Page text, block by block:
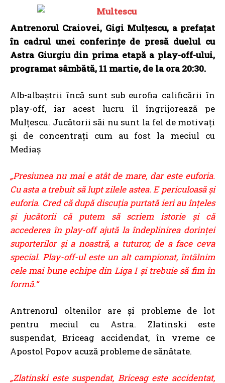
Antrenorul Craiovei, Gigi Mulțescu, a prefațat
în cadrul unei conferințe de presă duelul cu
Astra Giurgiu din prima etapă a play-off-ului,
programat sâmbătă, 11 martie, de la ora 20:30.
Alb-albaștrii încă sunt sub eurofia calificării în
play-off, iar acest lucru îl îngrijorează pe
Mulțescu. Jucătorii săi nu sunt la fel de motivaţi
şi de concentraţi cum au fost la meciul cu
Mediaș
„Presiunea nu mai e atât de mare, dar este euforia.
Cu asta a trebuit să lupt zilele astea. E periculoasă și
euforia. Cred că după discuția purtată ieri au înțeles
și jucătorii că putem să scriem istorie și că
accederea în play-off ajută la îndeplinirea dorinței
suporterilor și a noastră, a tuturor, de a face ceva
special. Play-off-ul este un alt campionat, întâlnim
cele mai bune echipe din Liga I și trebuie să fim în
formă.“
Antrenorul oltenilor are și probleme de lot
pentru meciul cu Astra. Zlatinski este
suspendat, Briceag accidendat, în vreme ce
Apostol Popov acuză probleme de sănătate.
„Zlatinski este suspendat, Briceag este accidentat,